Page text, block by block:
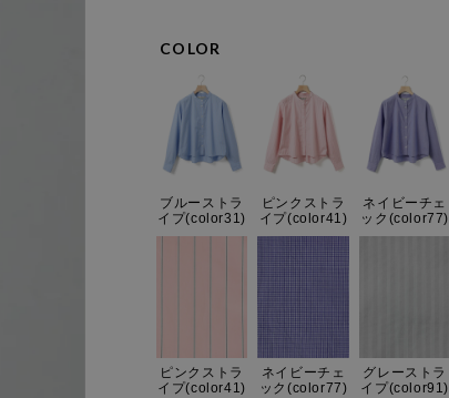
COLOR
ブルーストラ
イプ(color31)
ピンクストラ
イプ(color41)
ネイビーチェ
ック(color77)
ピンクストラ
イプ(color41)
ネイビーチェ
ック(color77)
グレーストラ
イプ(color91)